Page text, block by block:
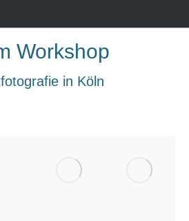
Workshop
in Köln